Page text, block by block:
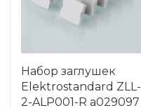
Набор заглушек
Elektrostandard ZLL-
2-ALP001-R a029097